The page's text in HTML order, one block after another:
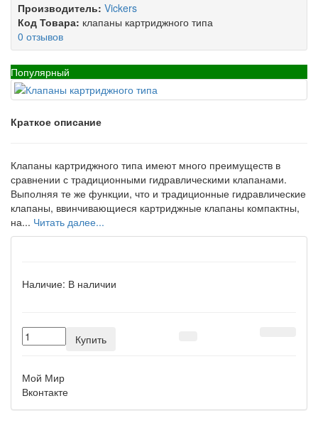
Производитель: Vickers
Код Товара: клапаны картриджного типа
0 отзывов
Популярный
Краткое описание
Клапаны картриджного типа имеют много преимуществ в
сравнении с традиционными гидравлическими клапанами.
Выполняя те же функции, что и традиционные гидравлические
клапаны, ввинчивающиеся картриджные клапаны компактны,
на... Читать далее...
Наличие: В наличии
Купить
Мой Мир
Вконтакте